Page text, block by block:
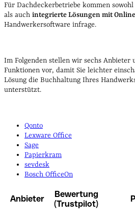
Für Dachdeckerbetriebe kommen
als auch integrierte Lösungen mit
Handwerkersoftware infrage.
Im Folgenden stellen wir sechs Anbieter
Funktionen vor, damit Sie leichter
Lösung die Buchhaltung Ihres
unterstützt.
Qonto
Lexware Office
Sage
Papierkram
sevdesk
Bosch OfficeOn
Anbieter
Bewertung
(Trustpilot)